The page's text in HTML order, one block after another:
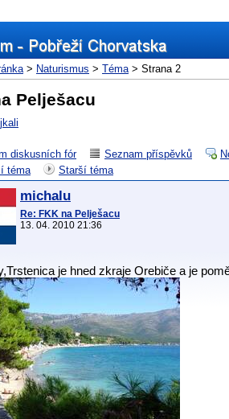
> Naturismus > Téma> Strana 2
Pelješacu
diskusních fór Seznam příspěvků
téma Starší téma
michalu
Re: FKK na Pelješacu
13. 04. 2010 21:36
je hned zkraje Orebiče a je